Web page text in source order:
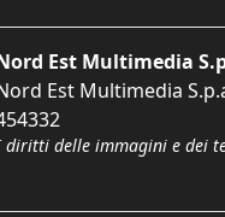
Est Multimedia
Est Multimedia
diritti delle immagini e dei